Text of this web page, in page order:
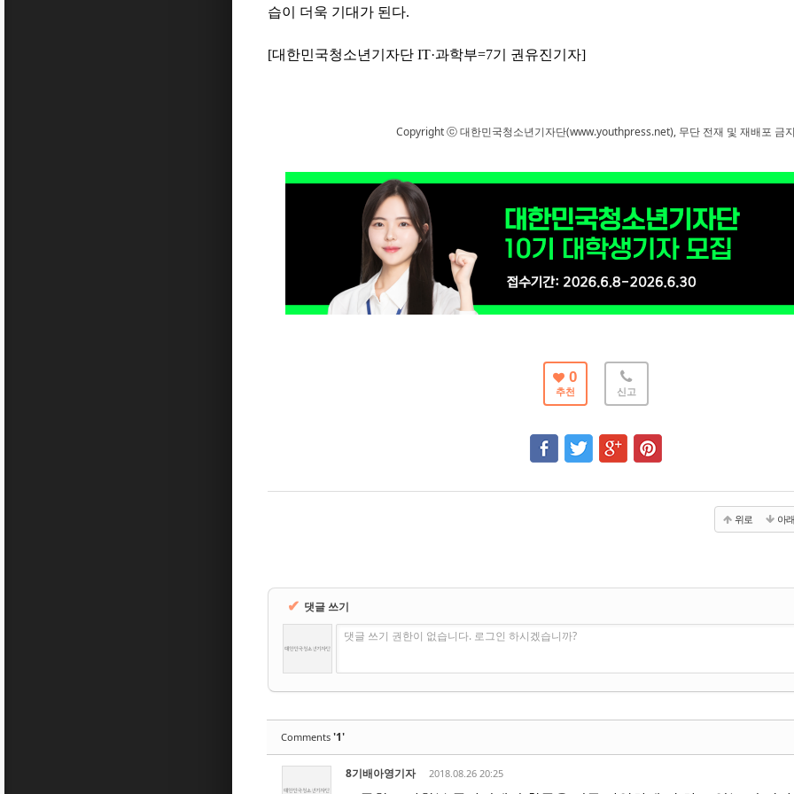
습이 더욱 기대가 된다.
[대한민국청소년기자단 IT·과학부=7기 권유진기자]
Copyright ⓒ 대한민국청소년기자단(www.youthpress.net), 무단 전재 및 재배포 금
0
추천 신고
위로 아
✔ 댓글 쓰기
댓글 쓰기 권한이 없습니다. 로그인 하시겠습니까?
Comments '1'
8기배아영기자 2018.08.26 20:25